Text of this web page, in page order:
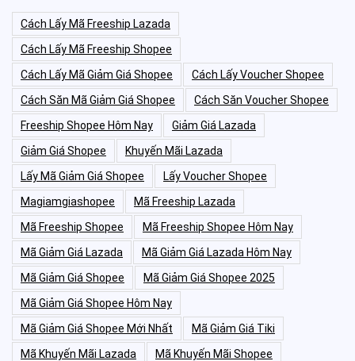
Cách Lấy Mã Freeship Lazada
Cách Lấy Mã Freeship Shopee
Cách Lấy Mã Giảm Giá Shopee
Cách Lấy Voucher Shopee
Cách Săn Mã Giảm Giá Shopee
Cách Săn Voucher Shopee
Freeship Shopee Hôm Nay
Giảm Giá Lazada
Giảm Giá Shopee
Khuyến Mãi Lazada
Lấy Mã Giảm Giá Shopee
Lấy Voucher Shopee
Magiamgiashopee
Mã Freeship Lazada
Mã Freeship Shopee
Mã Freeship Shopee Hôm Nay
Mã Giảm Giá Lazada
Mã Giảm Giá Lazada Hôm Nay
Mã Giảm Giá Shopee
Mã Giảm Giá Shopee 2025
Mã Giảm Giá Shopee Hôm Nay
Mã Giảm Giá Shopee Mới Nhất
Mã Giảm Giá Tiki
Mã Khuyến Mãi Lazada
Mã Khuyến Mãi Shopee